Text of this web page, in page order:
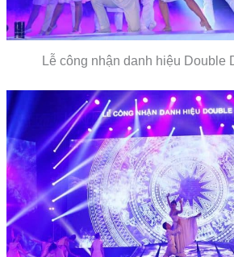
Lễ công nhận danh hiệu Double